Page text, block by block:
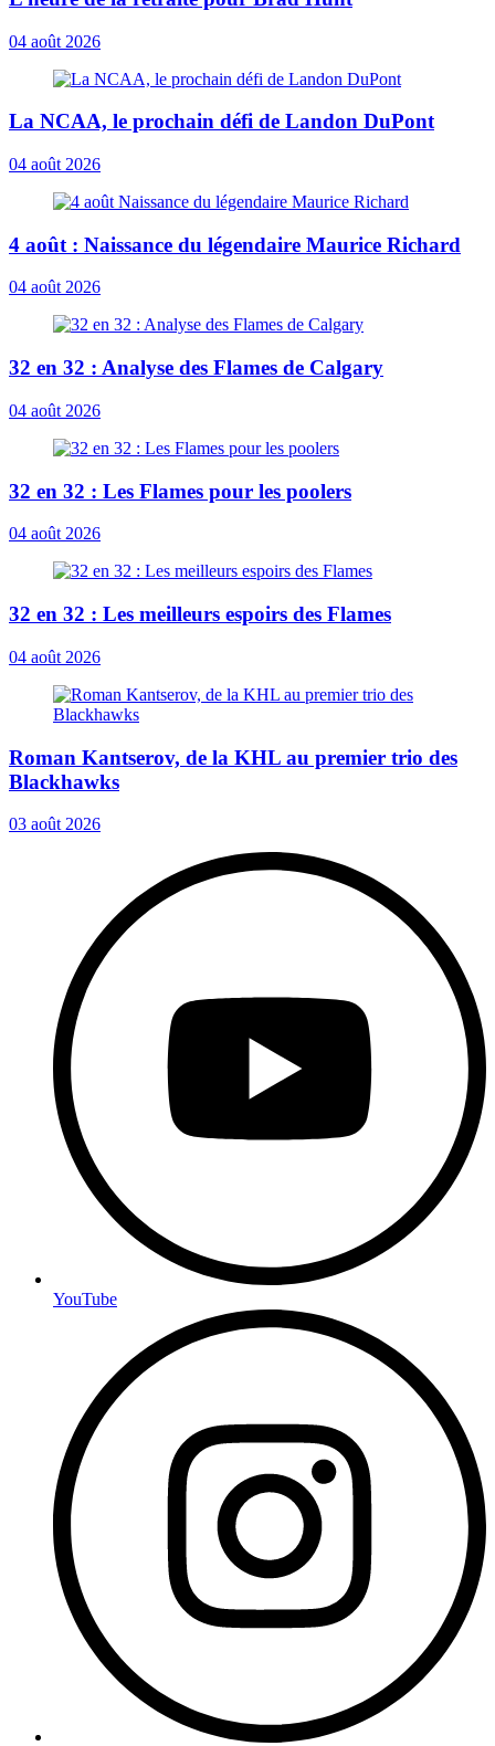
04 août 2026
La NCAA, le prochain défi de Landon DuPont
04 août 2026
4 août : Naissance du légendaire Maurice Richard
04 août 2026
32 en 32 : Analyse des Flames de Calgary
04 août 2026
32 en 32 : Les Flames pour les poolers
04 août 2026
32 en 32 : Les meilleurs espoirs des Flames
04 août 2026
Roman Kantserov, de la KHL au premier trio des
Blackhawks
03 août 2026
YouTube